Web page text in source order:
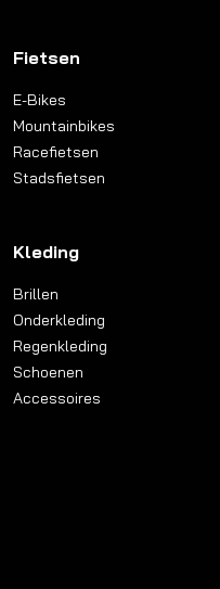
Fietsen
E-Bikes
Mountainbikes
Racefietsen
Stadsfietsen
Kleding
Brillen
Onderkleding
Regenkleding
Schoenen
Accessoires